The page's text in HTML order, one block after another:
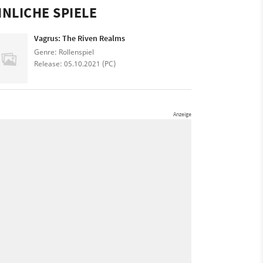
SPIELE
Vagrus: The Riven Realms
Genre: Rollenspiel
Release: 05.10.2021 (PC)